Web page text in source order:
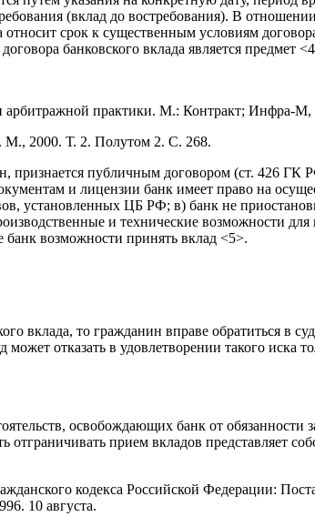
(вклад до востребования). В
срок к существенным условиям
банковского вклада является предмет
арбитражной практики. М.: Контракт; Инфра-М,
М., 2000. Т. 2. Полутом 2. С. 268.
признается публичным договором (ст. 426
и лицензии банк имеет право на
установленных ЦБ РФ; в) банк не
и технические возможности
возможности принять вклад <5>.
вклада, то гражданин вправе обратиться в
отказать в удовлетворении такого иска
освобождающих банк от обязанности
отграничивать прием вкладов представляет
кодекса Российской Федерации:
10 августа.